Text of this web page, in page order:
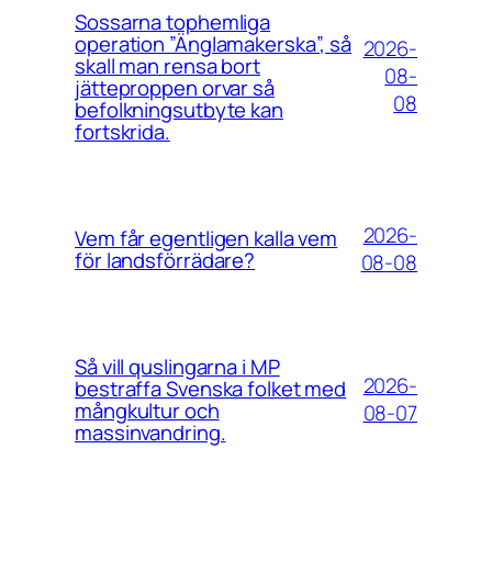
Sossarna tophemliga
operation ”Änglamakerska”, så
skall man rensa bort
jätteproppen orvar så
befolkningsutbyte kan
fortskrida.
2026-
08-
08
Vem får egentligen kalla vem
för landsförrädare?
2026-
08-08
Så vill quslingarna i MP
bestraffa Svenska folket med
mångkultur och
massinvandring.
2026-
08-07